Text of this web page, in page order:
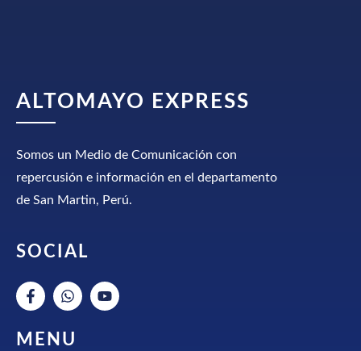
ALTOMAYO EXPRESS
Somos un Medio de Comunicación con
repercusión e información en el departamento
de San Martin, Perú.
SOCIAL
MENU